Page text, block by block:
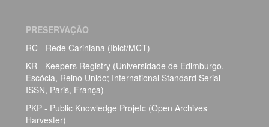
PRESERVAÇÃO
RC - Rede Cariniana (Ibict/MCT)
KR - Keepers Registry (Universidade de Edimburgo,
Escócia, Reino Unido; International Standard Serial -
ISSN, Paris, França)
PKP - Public Knowledge Projetc (Open Archives
Harvester)